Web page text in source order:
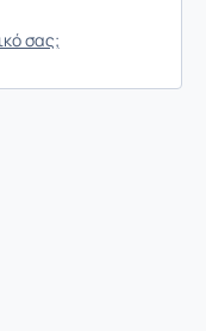
σας;